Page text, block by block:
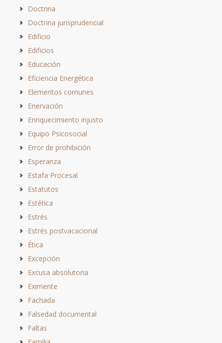
Doctrina
Doctrina jurisprudencial
Edificio
Edificios
Educación
Eficiencia Energética
Elementos comunes
Enervación
Enriquecimiento injusto
Equipo Psicosocial
Error de prohibición
Esperanza
Estafa Procesal
Estatutos
Estética
Estrés
Estrés postvacacional
Ética
Excepción
Excusa absolutoria
Eximente
Fachada
Falsedad documental
Faltas